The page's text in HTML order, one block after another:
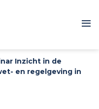
Inzicht in de
en regelgeving in